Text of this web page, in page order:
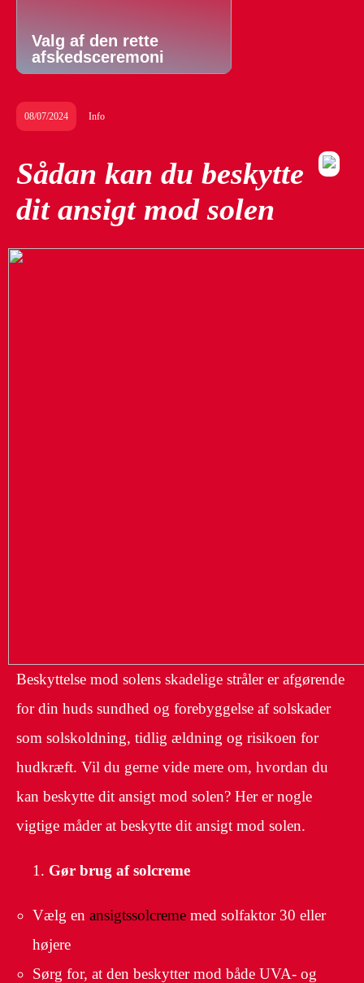
Valg af den rette
afskedsceremoni
08/07/2024 Info
Sådan kan du beskytte
dit ansigt mod solen
Beskyttelse mod solens skadelige stråler er afgørende
for din huds sundhed og forebyggelse af solskader
som solskoldning, tidlig ældning og risikoen for
hudkræft. Vil du gerne vide mere om, hvordan du
kan beskytte dit ansigt mod solen? Her er nogle
vigtige måder at beskytte dit ansigt mod solen.
Gør brug af solcreme
Vælg enansigtssolcreme med solfaktor 30 eller
højere
Sørg for, at den beskytter mod både UVA- og